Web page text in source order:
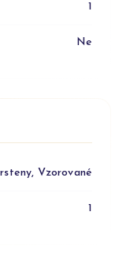
1
Ne
Vzorované
1